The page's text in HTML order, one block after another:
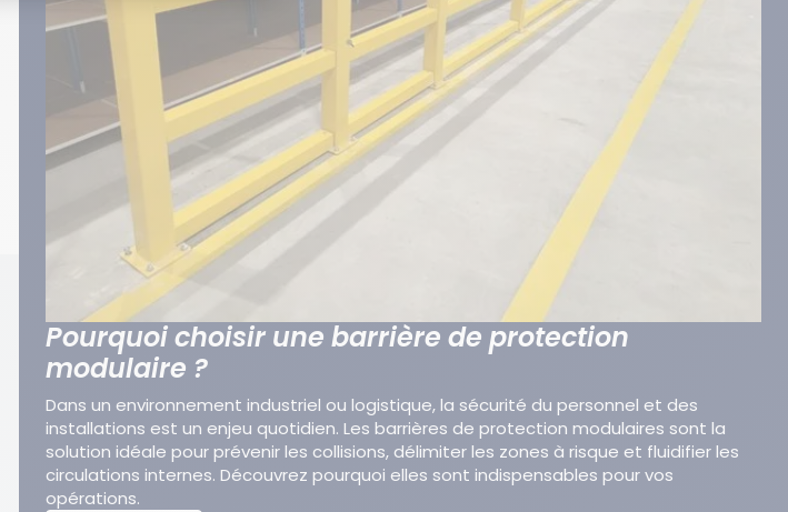
Pourquoi choisir une barrière de protection
modulaire ?
Dans un environnement industriel ou logistique, la sécurité du personnel et des
installations est un enjeu quotidien. Les barrières de protection modulaires sont la
solution idéale pour prévenir les collisions, délimiter les zones à risque et fluidifier les
circulations internes. Découvrez pourquoi elles sont indispensables pour vos
opérations.